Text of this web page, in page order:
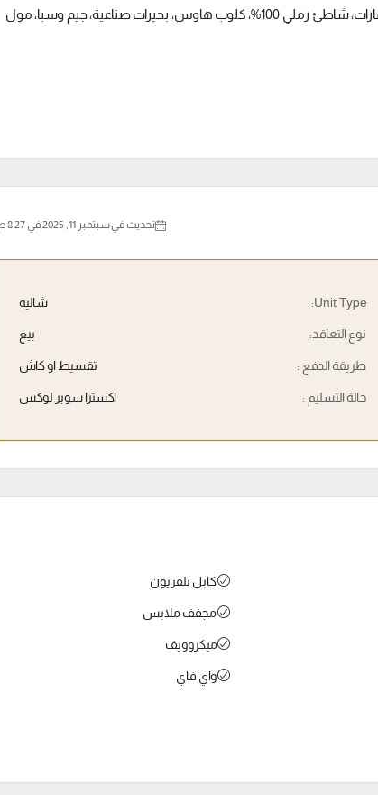
على البحر مباشرة، مفيش مراحل على الجبل، جنب مارينا الجلالة وبنزينة الإمارات، شاطئ رملي 100%، كلوب هاوس، بحيرات صناعية، جيم وسبا، مول
تحديث في سبتمبر 11, 2025 في 8:27 ص
Unit Type: شاليه
نوع التعاقد: بيع
طريقة الدفع : تقسيط او كاش
حالة التسليم : اكسترا سوبر لوكس
كابل تلفزيون
مجفف ملابس
ميكروويف
واي فاي